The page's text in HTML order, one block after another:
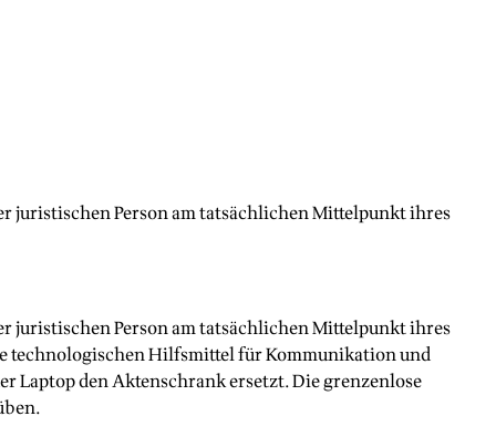
juristischen Person am tatsächlichen Mittelpunkt ihres
juristischen Person am tatsächlichen Mittelpunkt ihres
technologischen Hilfsmittel für Kommunikation und
Laptop den Aktenschrank ersetzt. Die grenzenlose